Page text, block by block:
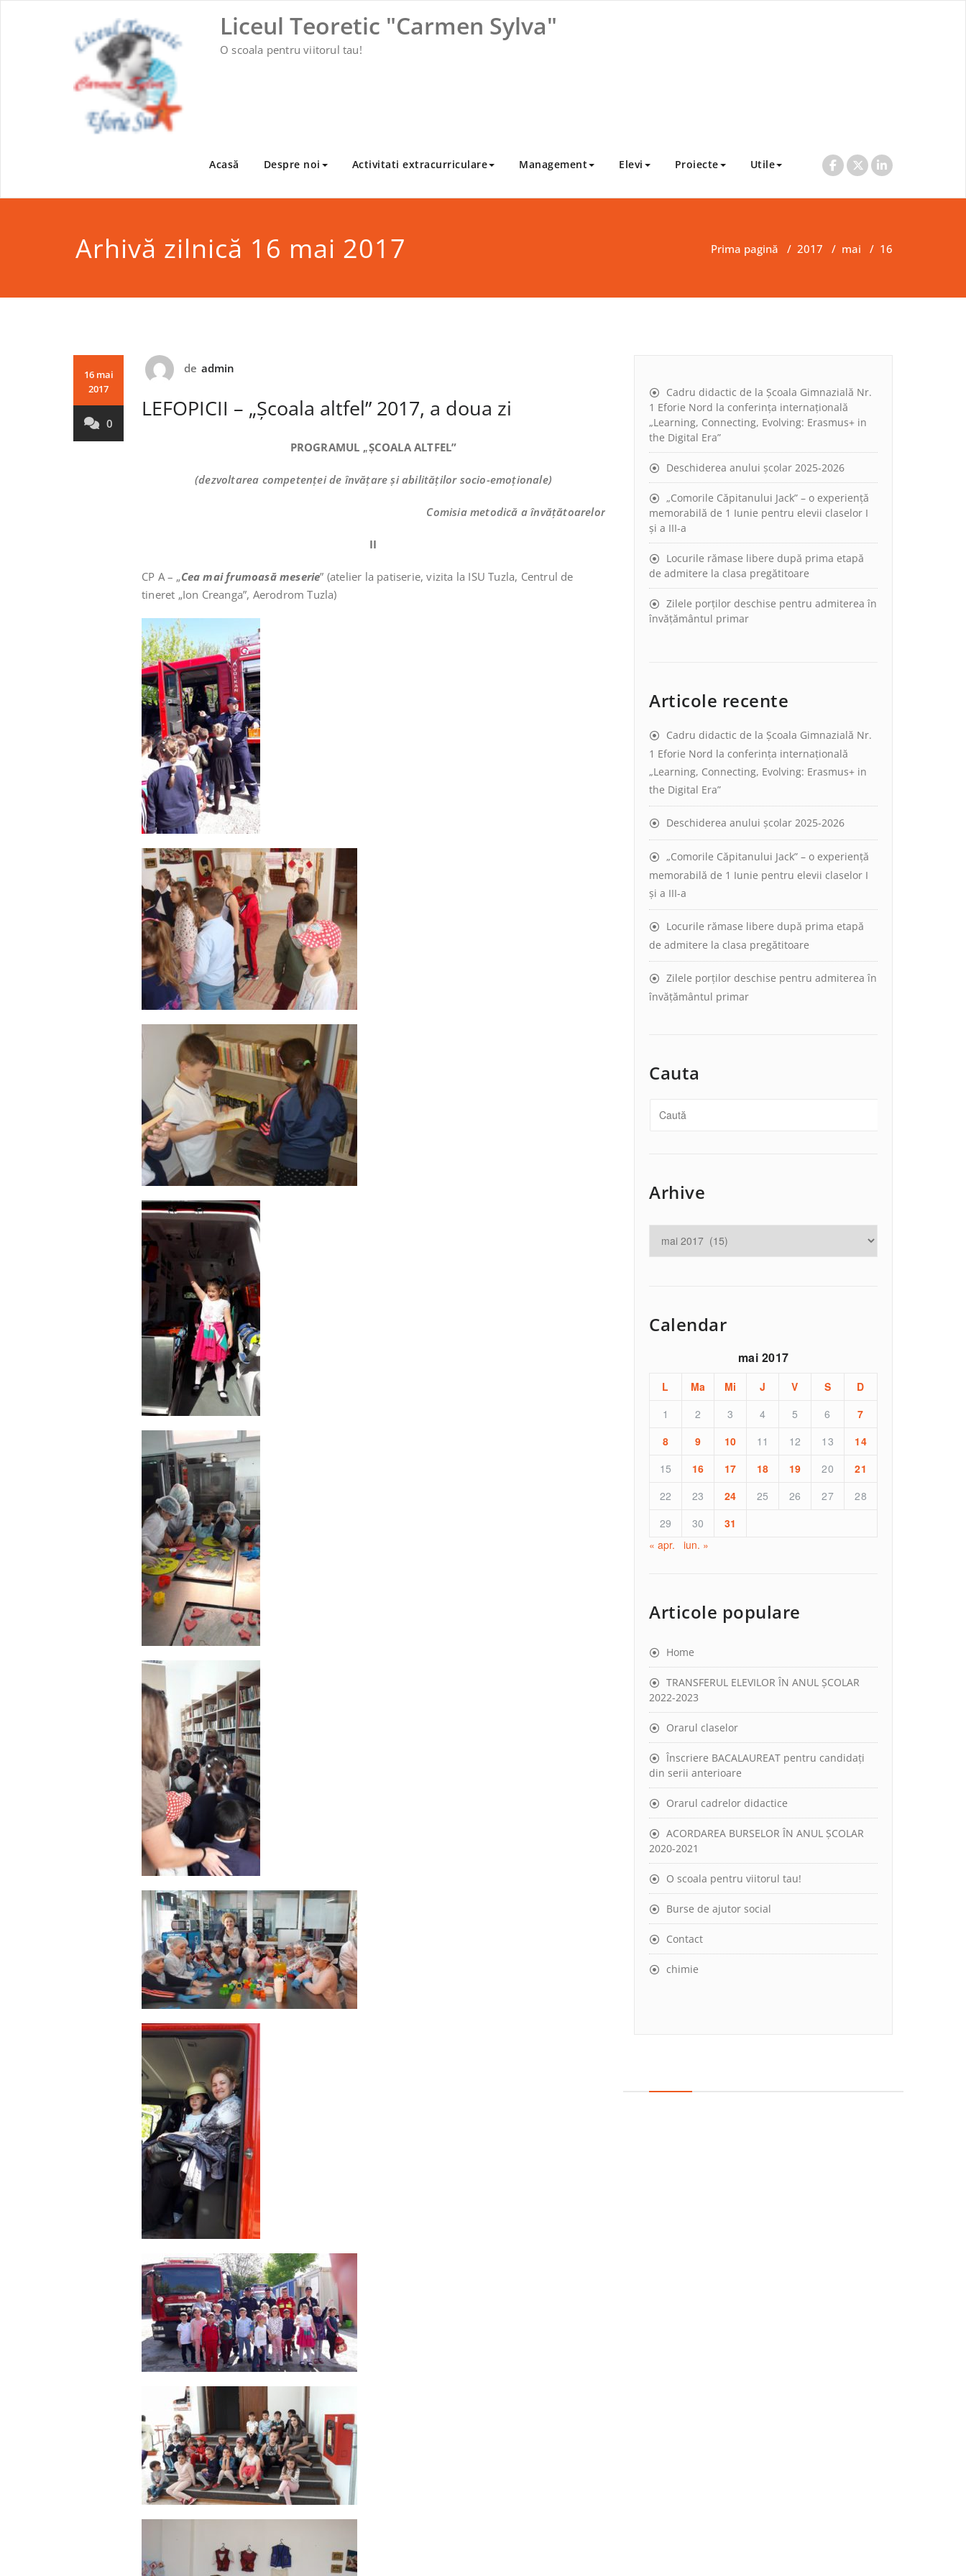
Liceul Teoretic "Carmen Sylva"
O scoala pentru viitorul tau!
Acasă Despre noi Activitati extracurriculare Management Elevi Proiecte Utile
Arhivă zilnică 16 mai 2017 Prima pagină / 2017 / mai / 16
16 mai
2017
0
de admin
LEFOPICII – „Școala altfel” 2017, a doua zi
PROGRAMUL „ŞCOALA ALTFEL”
(dezvoltarea competenței de învățare și abilităților socio-emoționale)
Comisia metodică a învățătoarelor
II
CP A – „Cea mai frumoasă meserie” (atelier la patiserie, vizita la ISU Tuzla, Centrul de
tineret „Ion Creanga”, Aerodrom Tuzla)
Cadru didactic de la Școala Gimnazială Nr.
1 Eforie Nord la conferința internațională
„Learning, Connecting, Evolving: Erasmus+ in
the Digital Era”
Deschiderea anului școlar 2025-2026
„Comorile Căpitanului Jack” – o experiență
memorabilă de 1 Iunie pentru elevii claselor I
și a III-a
Locurile rămase libere după prima etapă
de admitere la clasa pregătitoare
Zilele porților deschise pentru admiterea în
învățământul primar
Articole recente
Cadru didactic de la Școala Gimnazială Nr.
1 Eforie Nord la conferința internațională
„Learning, Connecting, Evolving: Erasmus+ in
the Digital Era”
Deschiderea anului școlar 2025-2026
„Comorile Căpitanului Jack” – o experiență
memorabilă de 1 Iunie pentru elevii claselor I
și a III-a
Locurile rămase libere după prima etapă
de admitere la clasa pregătitoare
Zilele porților deschise pentru admiterea în
învățământul primar
Cauta
Arhive
Calendar
mai 2017
L Ma Mi J V S
D
1
2 3 4 5 6
7
8
9 10 11 12 13
14
15
16 17 18 19 20
21
22
23 24 25 26 27
28
29
30
31
« apr.
iun. »
Articole populare
Home
TRANSFERUL ELEVILOR ÎN ANUL ȘCOLAR
2022-2023
Orarul claselor
Înscriere BACALAUREAT pentru candidați
din serii anterioare
Orarul cadrelor didactice
ACORDAREA BURSELOR ÎN ANUL ȘCOLAR
2020-2021
O scoala pentru viitorul tau!
Burse de ajutor social
Contact
chimie